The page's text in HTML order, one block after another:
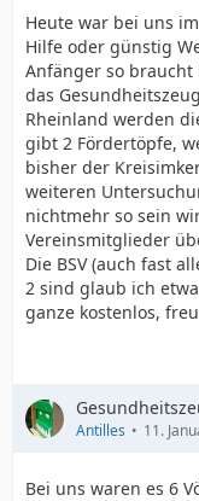
Heute war bei uns
Hilfe oder günstig
Anfänger so braucht
das
Rheinland werden
gibt 2 Fördertöpfe,
bisher der
weiteren
nichtmehr so sein
Vereinsmitglieder
Die BSV (auch fast
2 sind glaub ich
ganze kostenlos,
Antilles 11.
Bei uns waren es 6